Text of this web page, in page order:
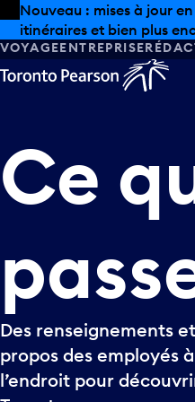
Skip to offers
Passer au contenu
Nouveau : mises à jour
itinéraires et bien plus
VOYAGEENTREPRISE
Ce
Des renseignements
propos des employés
l’endroit pour